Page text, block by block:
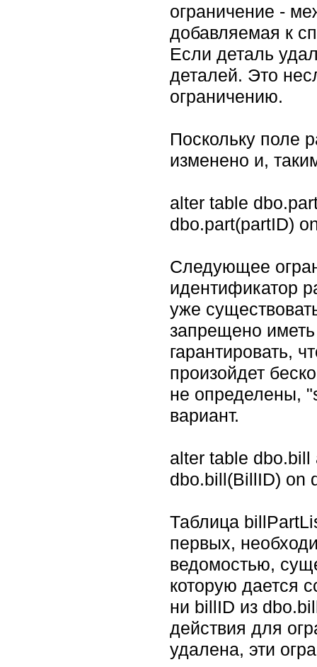
ограничение -
добавляемая к
Если деталь
деталей. Это
ограничению.
Поскольку поле
изменено и,
alter table
dbo.part(partID)
Следующее
идентификатор
уже
запрещено
гарантировать,
произойдет
не определены,
вариант.
alter table
dbo.bill(BillID) on
Таблица
первых,
ведомостью,
которую дается
ни billID из
действия для
удалена, эти